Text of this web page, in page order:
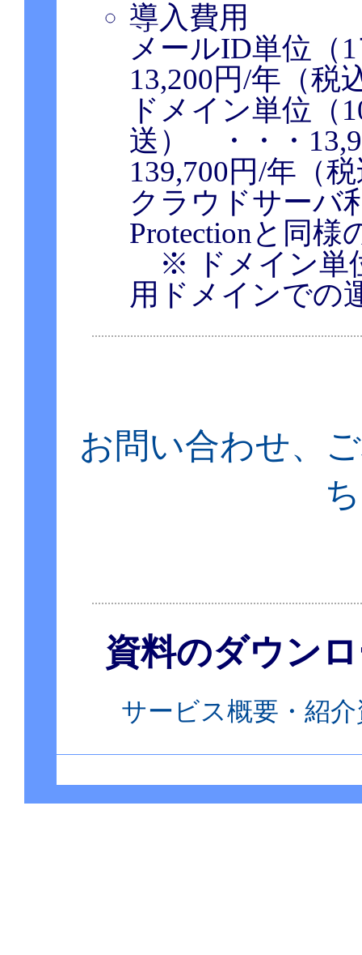
導入費用
メールID単位
13,200円/年（税
ドメイン単位（
送） ・・・
139,700円/年（
クラウドサーバ
Protectionと同
※ ドメイン単
用ドメインでの
お問い合わせ、
資料のダウン
サービス概要・紹